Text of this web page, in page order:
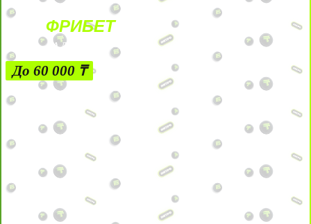
ФРИБЕТ
ЗА ДЕПОЗИТЫ
До 60 000 ₸